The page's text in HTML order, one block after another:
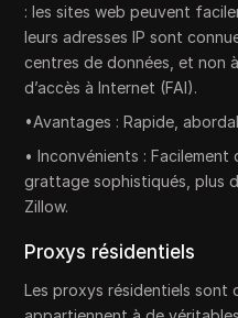
: les sites web peuvent
leurs adresses IP sont
centres de données, et non
d’accès à Internet (FAI).
•Avantages : Rapide,
• Inconvénients :
grattage sophistiqués, plus
Zillow.
Proxys résidentiels
Les proxys résidentiels sont